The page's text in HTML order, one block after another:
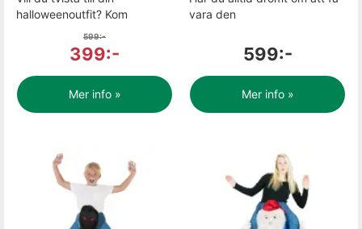
halloweenoutfit? Kom
599:-
399:-
Mer info »
vara den
599:-
Mer info »